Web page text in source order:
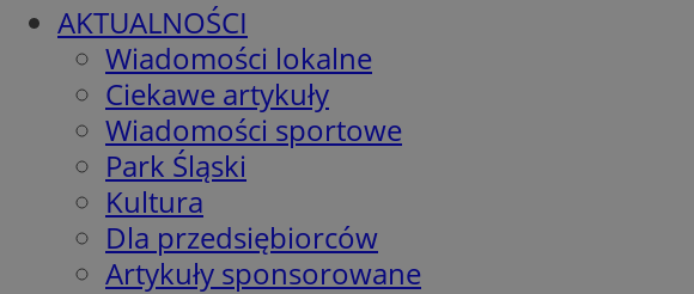
AKTUALNOŚCI
Wiadomości lokalne
Ciekawe artykuły
Wiadomości sportowe
Park Śląski
Kultura
Dla przedsiębiorców
Artykuły sponsorowane